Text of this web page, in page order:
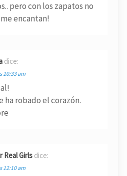
pero con los zapatos no
encantan!
dice:
10:33 am
ha robado el corazón.
Real Girls dice:
12:10 am